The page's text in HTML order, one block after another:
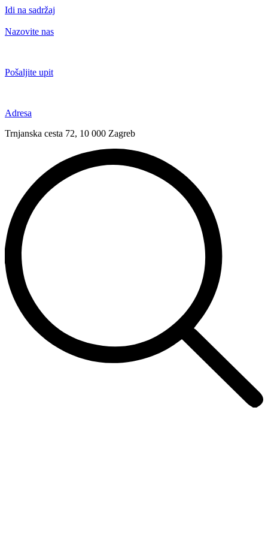
Idi na sadržaj
Nazovite nas
Pošaljite upit
Adresa
Trnjanska cesta 72, 10 000 Zagreb